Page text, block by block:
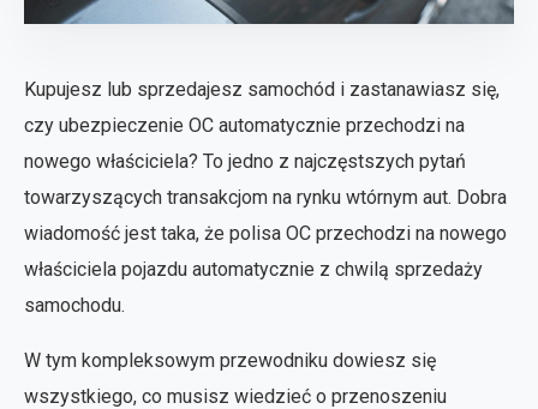
Kupujesz lub sprzedajesz samochód i zastanawiasz się,
czy ubezpieczenie OC automatycznie przechodzi na
nowego właściciela? To jedno z najczęstszych pytań
towarzyszących transakcjom na rynku wtórnym aut. Dobra
wiadomość jest taka, że polisa OC przechodzi na nowego
właściciela pojazdu automatycznie z chwilą sprzedaży
samochodu.
W tym kompleksowym przewodniku dowiesz się
wszystkiego, co musisz wiedzieć o przenoszeniu